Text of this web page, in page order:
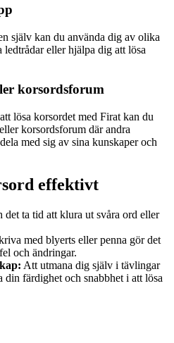
själv kan du använda dig av olika
ledtrådar eller hjälpa dig att lösa
korsordsforum
lösa korsordet med Firat kan du
korsordsforum där andra
med sig av sina kunskaper och
effektivt
det ta tid att klura ut svåra ord eller
med blyerts eller penna gör det
och ändringar.
Att utmana dig själv i tävlingar
färdighet och snabbhet i att lösa